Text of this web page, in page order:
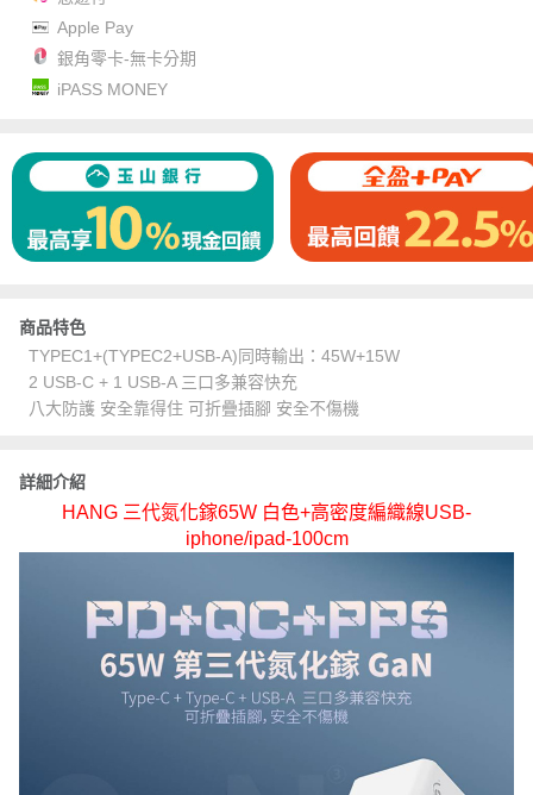
Apple Pay
銀角零卡-無卡分期
iPASS MONEY
商品特色
TYPEC1+(TYPEC2+USB-A)同時輸出：45W+15W
2 USB-C + 1 USB-A 三口多兼容快充
八大防護 安全靠得住 可折疊插腳 安全不傷機
詳細介紹
HANG 三代氮化鎵65W 白色+高密度編織線USB-
iphone/ipad-100cm